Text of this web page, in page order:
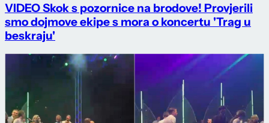
VIDEO Skok s pozornice na brodove! Provjerili
smo dojmove ekipe s mora o koncertu 'Trag u
beskraju'